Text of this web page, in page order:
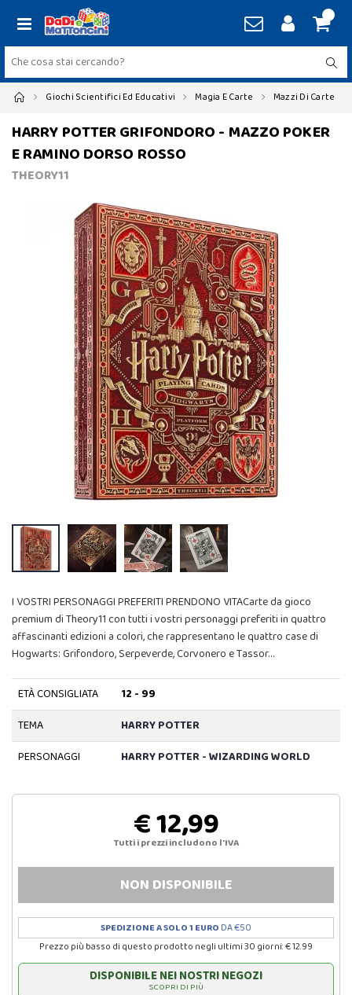
Giochi Scientifici Ed Educativi Magia E Carte Mazzi Di Carte
HARRY POTTER GRIFONDORO - MAZZO POKER
E RAMINO DORSO ROSSO
THEORY11
I VOSTRI PERSONAGGI PREFERITI PRENDONO VITACarte da gioco
premium di Theory11 con tutti i vostri personaggi preferiti in quattro
affascinanti edizioni a colori, che rappresentano le quattro case di
Hogwarts: Grifondoro, Serpeverde, Corvonero e Tassor…
ETÀ CONSIGLIATA
12 - 99
TEMA
HARRY POTTER
PERSONAGGI
HARRY POTTER - WIZARDING WORLD
€ 12,99
Tutti i prezzi includono l'IVA
NON DISPONIBILE
SPEDIZIONE A SOLO 1 EURO DA €50
Prezzo più basso di questo prodotto negli ultimi 30 giorni: € 12.99
DISPONIBILE NEI NOSTRI NEGOZI
SCOPRI DI PIÙ